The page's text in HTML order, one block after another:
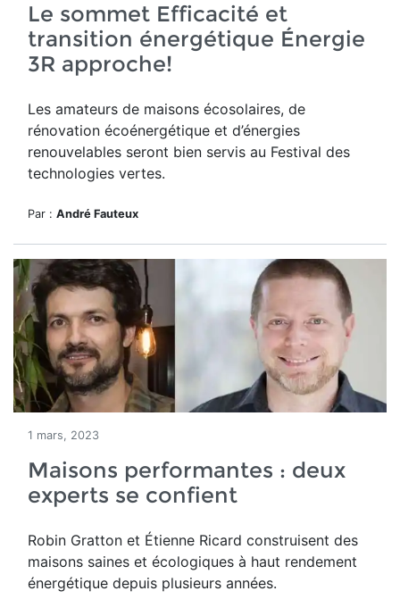
Le sommet Efficacité et
transition énergétique Énergie
3R approche!
Les amateurs de maisons écosolaires, de
rénovation écoénergétique et d’énergies
renouvelables seront bien servis au Festival des
technologies vertes.
Par : André Fauteux
1 mars, 2023
Maisons performantes : deux
experts se confient
Robin Gratton et Étienne Ricard construisent des
maisons saines et écologiques à haut rendement
énergétique depuis plusieurs années.